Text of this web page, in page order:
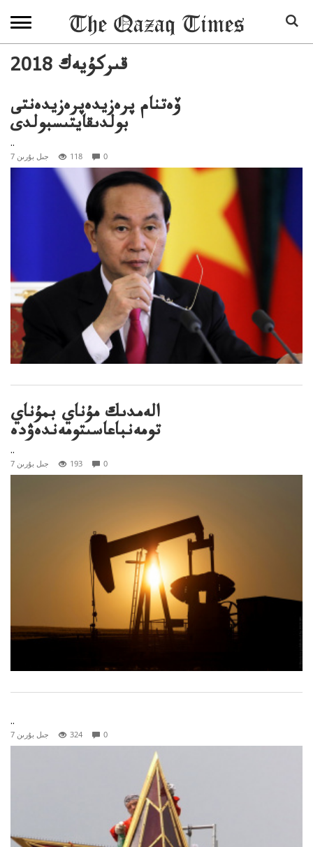
2018 قىركۇيەك
ۆەتنام پرەزيدەپرەزيدەنتى
بولدىقايتىسبولدى
..
7 جىل بۇرىن 118 0
الەمدىك مۇناي بمۇناي
تومەنباعاسىتومەندەۋدە
..
7 جىل بۇرىن 193 0
..
7 جىل بۇرىن 324 0